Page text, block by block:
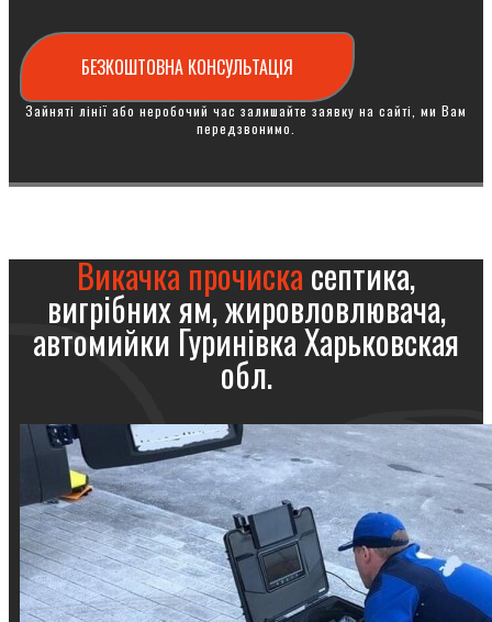
БЕЗКОШТОВНА КОНСУЛЬТАЦІЯ
Зайняті лінії або неробочий час залишайте заявку на сайті, ми Вам
передзвонимо.
Викачка прочискасептика,
вигрібних ям, жировловлювача,
автомийки Гуринівка Харьковская
обл.